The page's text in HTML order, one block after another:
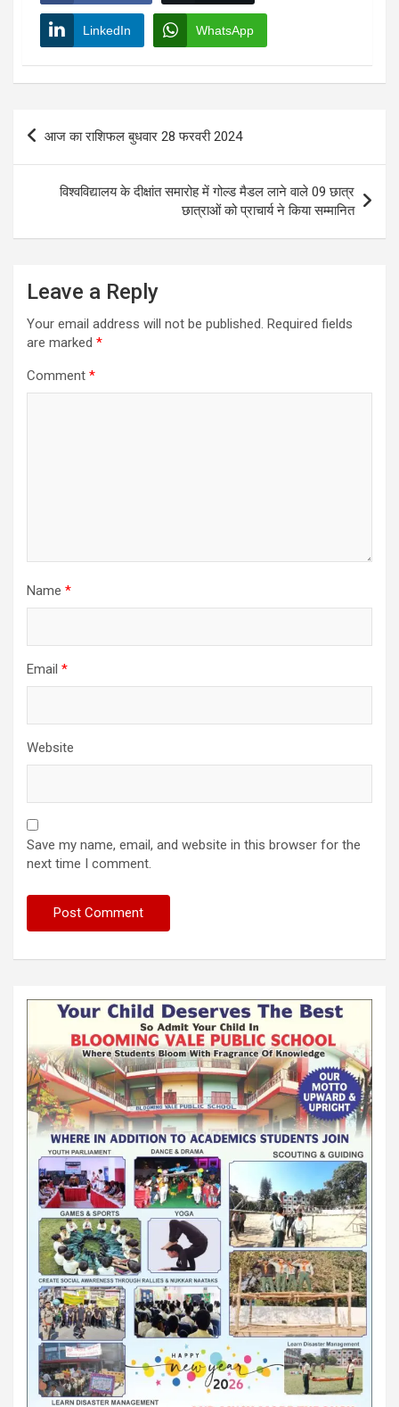
LinkedIn WhatsApp
Post
आज का राशिफल बुधवार 28 फरवरी 2024
विश्वविद्यालय के दीक्षांत समारोह में गोल्ड मैडल लाने वाले 09 छात्र
छात्राओं को प्राचार्य ने किया सम्मानित
Leave a Reply
Your email address will not be published. Required fields
are marked *
Comment *
Name *
Email *
Website
Save my name, email, and website in this browser for the
next time I comment.